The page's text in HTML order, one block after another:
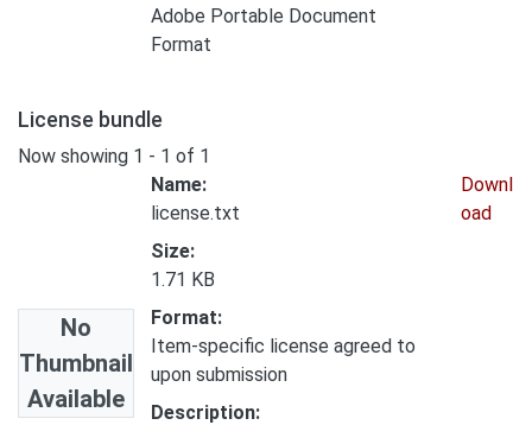
Adobe Portable Document
Format
License bundle
Now showing 1 - 1 of 1
No
Thumbnail
Available
Name:
license.txt
Size:
1.71 KB
Format:
Item-specific license agreed to
upon submission
Description:
Downl
oad